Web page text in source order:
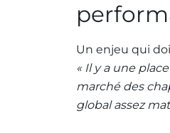
Un enjeu qui
« Il y a une
marché des
global assez